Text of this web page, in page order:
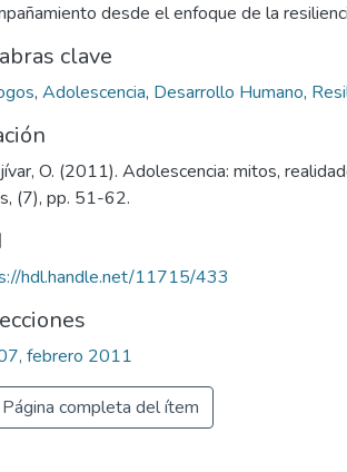
desde el enfoque de la
clave
, Adolescencia, Desarrollo Humano,
O. (2011). Adolescencia: mitos,
(7), pp. 51-62.
hdl.handle.net/11715/433
febrero 2011
Página completa del ítem